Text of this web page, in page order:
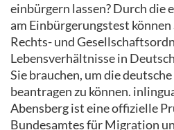
einbürgern lassen? Durch die
am Einbürgerungstest
Rechts- und
Lebensverhältnisse in
Sie brauchen, um die
beantragen zu können.
Abensberg ist eine offizielle
Bundesamtes für Migration